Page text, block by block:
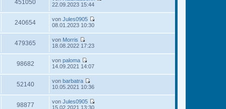
g
r
r
e
i
t
r
g
s
t
e
r
e
i
t
r
a
g
451050
t
r
22.09.2023 15:44
240654 von Jules0905
t
r
08.01.2023 10:30
479365 von Morris
N
u
e
s
t
e
r
e
i
18.08.2022 17:23
98682 von paloma
N
u
e
s
t
e
r
14.09.2021 14:07
52140 von barbatra
N
u
e
10.05.2021 10:36
98877 von Jules0905
15.02.2021 13:30